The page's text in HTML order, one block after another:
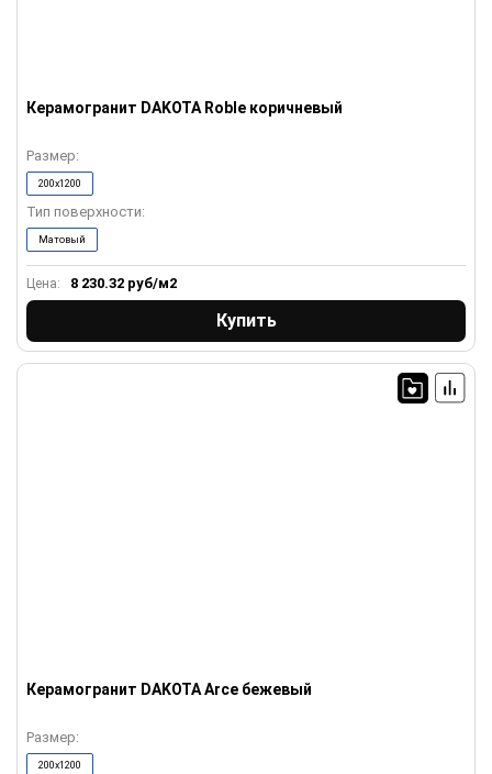
Керамогранит DAKOTA Roble коричневый
Цена: 8 230.32 руб/м2
Купить
Размер:
200x1200
Тип поверхности:
Матовый
Керамогранит DAKOTA Arce бежевый
Размер:
200x1200